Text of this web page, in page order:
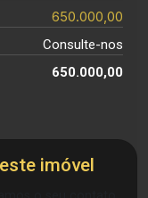
650.000,00
Consulte-nos
650.000,00
imóvel